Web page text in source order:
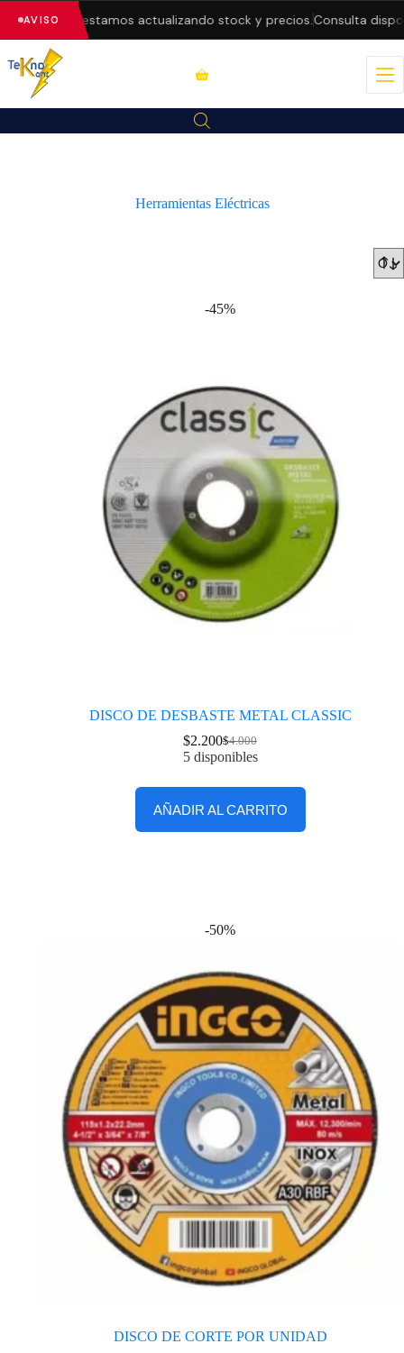
AVISO
— estamos actualizando stock y precios.Consulta
Herramientas Eléctricas
-45%
DISCO DE DESBASTE METAL CLASSIC
$4.000
$2.200
5 disponibles
AÑADIR AL CARRITO
-50%
DISCO DE CORTE POR UNIDAD